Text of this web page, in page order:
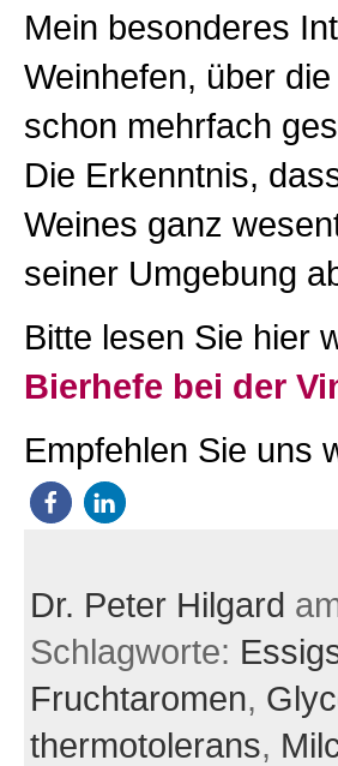
Mein besonderes
Weinhefen, über
schon mehrfach
Die Erkenntnis,
Weines ganz
seiner Umgebung
Bitte lesen Sie hier
Bierhefe bei der
Empfehlen Sie uns
Dr. Peter Hilgard
Schlagworte:
Fruchtaromen,
thermotolerans,